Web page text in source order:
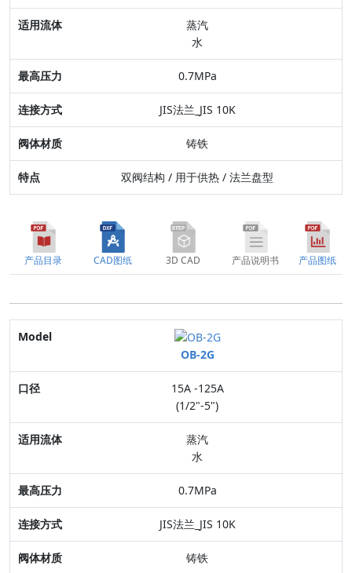
最高压力
阀体材质
特点
蒸汽
水
0.7MPa
JIS法兰_JIS 10K
铸铁
双阀结构 / 用于供热 / 法兰盘型
产品目录 CAD图纸 3D CAD 产品说明书 产品图纸
Model
口径
适用流体
最高压力
阀体材质
特点
OB-2G
15A -125A
(1/2"-5")
蒸汽
水
0.7MPa
JIS法兰_JIS 10K
铸铁